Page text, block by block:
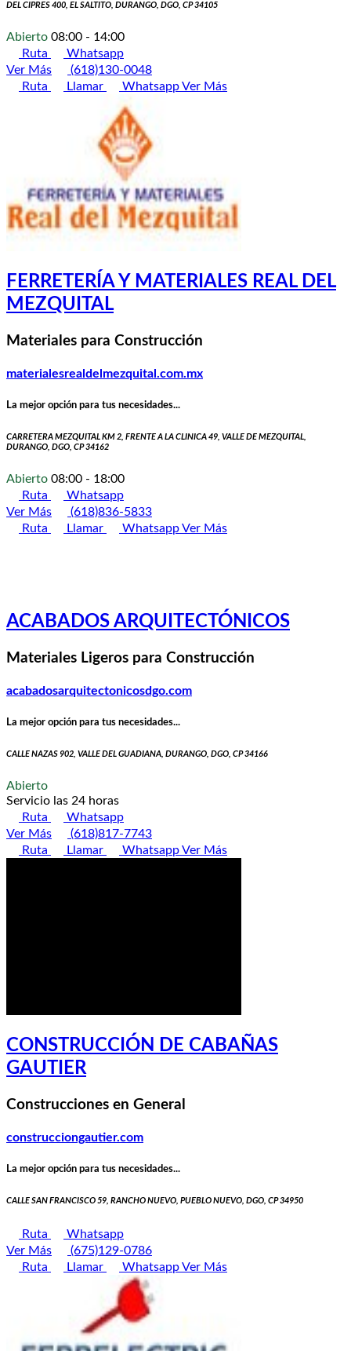
DEL CIPRES 400, EL SALTITO, DURANGO, DGO, CP 34105
Abierto 08:00 - 14:00
Ruta
Whatsapp
Ver Más
(618)130-0048
Ruta
Llamar WhatsappVer Más
FERRETERÍA Y MATERIALES REAL DEL
MEZQUITAL
Materiales para Construcción
materialesrealdelmezquital.com.mx
La mejor opción para tus necesidades...
CARRETERA MEZQUITAL KM 2, FRENTE A LA CLINICA 49, VALLE DE MEZQUITAL,
DURANGO, DGO, CP 34162
Abierto 08:00 - 18:00
Ruta
Whatsapp
Ver Más
(618)836-5833
Ruta
Llamar WhatsappVer Más
ACABADOS ARQUITECTÓNICOS
Materiales Ligeros para Construcción
acabadosarquitectonicosdgo.com
La mejor opción para tus necesidades...
CALLE NAZAS 902, VALLE DEL GUADIANA, DURANGO, DGO, CP 34166
Abierto
Servicio las 24 horas
Ruta
Whatsapp
Ver Más
(618)817-7743
Ruta
Llamar WhatsappVer Más
CONSTRUCCIÓN DE CABAÑAS
GAUTIER
Construcciones en General
construcciongautier.com
La mejor opción para tus necesidades...
CALLE SAN FRANCISCO 59, RANCHO NUEVO, PUEBLO NUEVO, DGO, CP 34950
Ruta
Whatsapp
Ver Más
(675)129-0786
Ruta
Llamar WhatsappVer Más